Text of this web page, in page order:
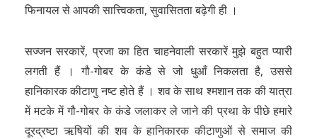
फिनायल से आपकी सात्त्विकता, सुवासितता बढ़ेगी ही ।
सज्जन सरकारें, प्रजा का हित चाहनेवाली सरकारें मुझे बहुत प्यारी
लगती हैं । गौ-गोबर के कंडे से जो धुआँ निकलता है, उससे
हानिकारक कीटाणु नष्ट होते हैं । शव के साथ श्मशान तक की यात्रा
में मटके में गौ-गोबर के कंडे जलाकर ले जाने की प्रथा के पीछे हमारे
दूरद्रष्टा ऋषियों की शव के हानिकारक कीटाणुओं से समाज की